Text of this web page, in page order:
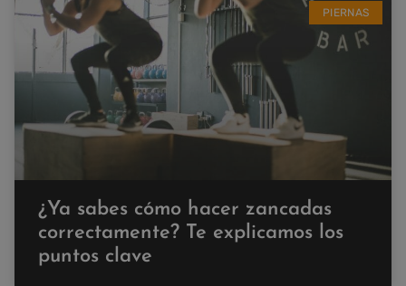
PIERNAS
¿Ya sabes cómo hacer zancadas
correctamente? Te explicamos los
puntos clave